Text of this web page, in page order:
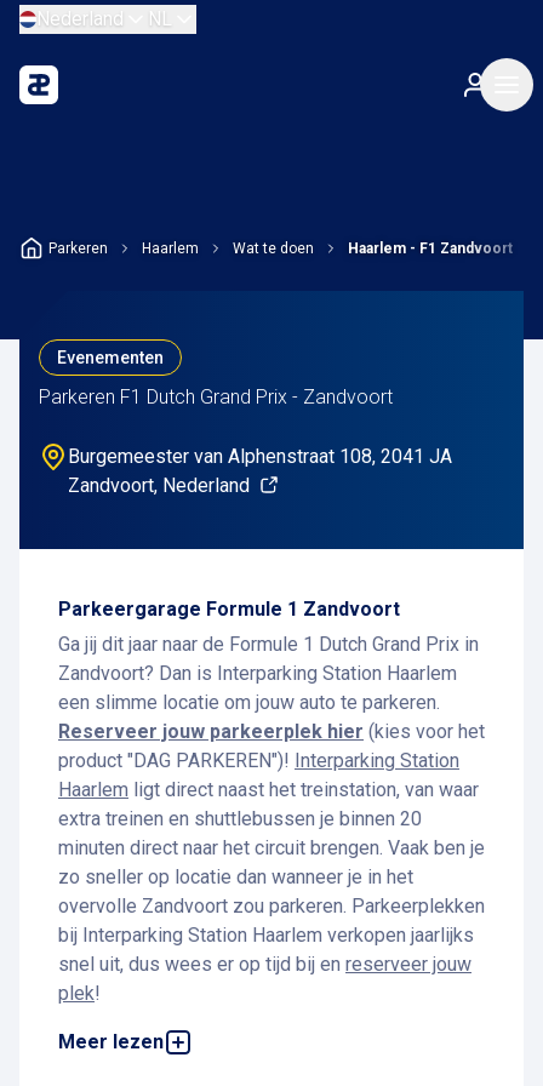
Nederland NL
Parkeren Haarlem Wat te doen Haarlem - F1 Zandvoort
Evenementen
Parkeren F1 Dutch Grand Prix - Zandvoort
Burgemeester van Alphenstraat 108, 2041 JA
Zandvoort, Nederland
Parkeergarage Formule 1 Zandvoort
Ga jij dit jaar naar de Formule 1 Dutch Grand Prix in
Zandvoort? Dan is Interparking Station Haarlem
een slimme locatie om jouw auto te parkeren.
Reserveer jouw parkeerplek hier (kies voor het
product "DAG PARKEREN")! Interparking Station
Haarlem ligt direct naast het treinstation, van waar
extra treinen en shuttlebussen je binnen 20
minuten direct naar het circuit brengen. Vaak ben je
zo sneller op locatie dan wanneer je in het
overvolle Zandvoort zou parkeren. Parkeerplekken
bij Interparking Station Haarlem verkopen jaarlijks
snel uit, dus wees er op tijd bij en reserveer jouw
plek!
Meer lezen
Parkeren bij Formule 1 Zandvoort